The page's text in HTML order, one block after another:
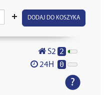
DODAJ DO KOSZYKA
S2 2
24H 0